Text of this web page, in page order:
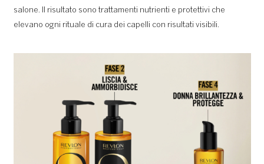
salone. Il risultato sono trattamenti nutrienti e protettivi che
elevano ogni rituale di cura dei capelli con risultati visibili.